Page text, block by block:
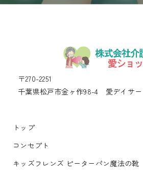
〒270-2251
千葉県松戸市金ヶ作98-4 愛デイサ
トップ
コンセプト
キッズフレンズ ピーターパン魔法の靴